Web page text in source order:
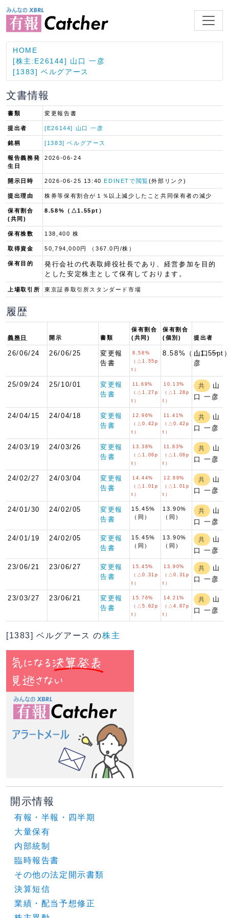
HOME
[株主:E26144] 山口 一彦
[1383] ベルグアース
文書情報
書類 変更報告書
提出者 [E26144] 山口 一彦
銘柄 [1383] ベルグアース
報告義務発
生日
2026-06-24
開示日時 2026-06-25 13:40EDINETで閲覧(外部リンク)
提出理由 株券等保有割合が１％以上減少したこと共同保有者の減少
保有割合
(共同)
8.58%（△1.55pt）
保有株数 138,400 株
取得資金 50,794,000円 （367.0円/株）
保有目的
発行会社の代表取締役社長であり、経営参加を目的
とした安定株主として保有しております。
上場取引所 東京証券取引所スタンダード市場
履歴
義務日 開示 書類
保有割合
(共同)
保有割合
(個別)
提出者
26/06/24 26/06/25
変更報
告書
8.58%
（△1.55p
t）
8.58%（△1.55pt
山口 一
彦
25/09/24 25/10/01
変更報
告書
11.69%
（△1.27p
t）
10.13%
（△1.28p
t）
共
山
口 一彦
24/04/15 24/04/18
変更報
告書
12.96%
（△0.42p
t）
11.41%
（△0.42p
t）
共
山
口 一彦
24/03/19 24/03/26
変更報
告書
13.38%
（△1.06p
t）
11.83%
（△1.06p
t）
共
山
口 一彦
24/02/27 24/03/04
変更報
告書
14.44%
（△1.01p
t）
12.89%
（△1.01p
t）
共
山
口 一彦
24/01/30 24/02/05
変更報
告書
15.45%
（同）
13.90%
（同）
共
山
口 一彦
24/01/19 24/02/05
変更報
告書
15.45%
（同）
13.90%
（同）
共
山
口 一彦
23/06/21 23/06/27
変更報
告書
15.45%
（△0.31p
t）
13.90%
（△0.31p
t）
共
山
口 一彦
23/03/27 23/06/21
変更報
告書
15.76%
（△5.62p
t）
14.21%
（△4.87p
t）
共
山
口 一彦
[1383] ベルグアース の株主
開示情報
有報・半報・四半期
大量保有
内部統制
臨時報告書
その他の法定開示書類
決算短信
業績・配当予想修正